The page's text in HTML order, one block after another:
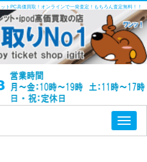
トPC高価買取！オンラインで一発査定！もちろん査定無料！！